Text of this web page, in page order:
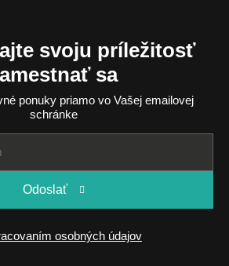
svoju príležitosť
sa
ponuky priamo vo Vašej emailovej
schránke
Odoslať
osobných údajov